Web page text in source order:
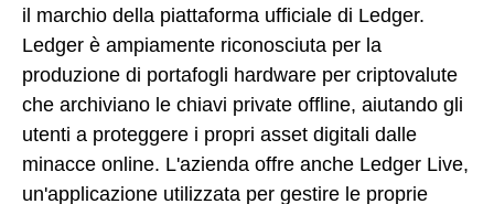
il marchio della piattaforma ufficiale di Ledger.
Ledger è ampiamente riconosciuta per la
produzione di portafogli hardware per criptovalute
che archiviano le chiavi private offline, aiutando gli
utenti a proteggere i propri asset digitali dalle
minacce online. L'azienda offre anche Ledger Live,
un'applicazione utilizzata per gestire le proprie